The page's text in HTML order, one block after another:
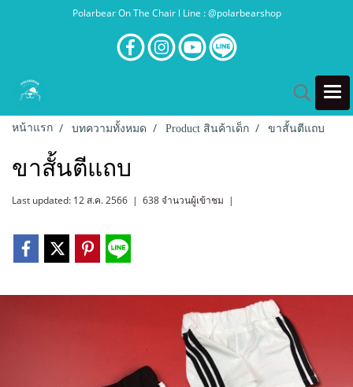
Polarbear On The Chair l Line : @polarbearshop
หน้าแรก บทความทั้งหมด Product สินค้าเด็ก ขาสั้นตีแถบ
ขาสั้นตีแถบ
Last updated: 12 ส.ค. 2566 | 638 จำนวนผู้เข้าชม |